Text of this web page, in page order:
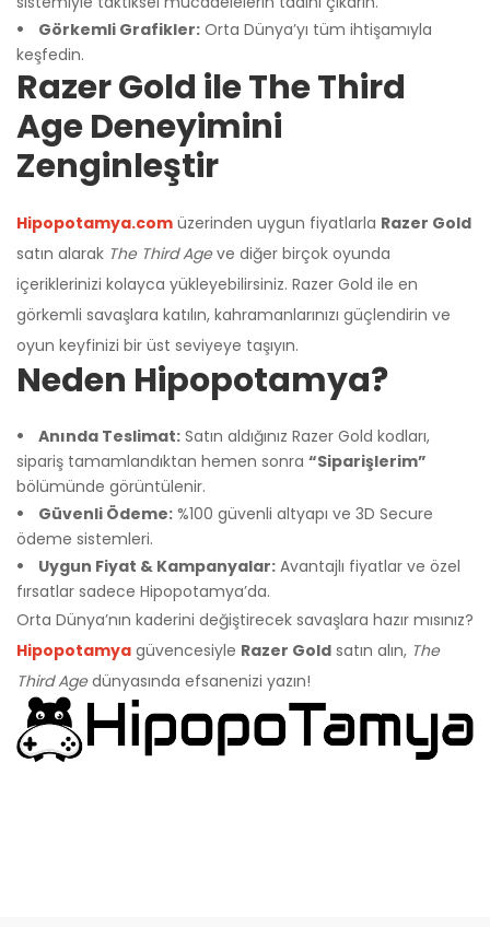
Görkemli Grafikler: Orta Dünya’yı tüm ihtişamıyla
keşfedin.
Razer Gold ile The Third
Age Deneyimini
Zenginleştir
Hipopotamya.com üzerinden uygun fiyatlarla Razer Gold
satın alarak The Third Ageve diğer birçok oyunda
içeriklerinizi kolayca yükleyebilirsiniz. Razer Gold ile en
görkemli savaşlara katılın, kahramanlarınızı güçlendirin ve
oyun keyfinizi bir üst seviyeye taşıyın.
Neden Hipopotamya?
Anında Teslimat: Satın aldığınız Razer Gold kodları,
sipariş tamamlandıktan hemen sonra “Siparişlerim”
bölümünde görüntülenir.
Güvenli Ödeme: %100 güvenli altyapı ve 3D Secure
ödeme sistemleri.
Uygun Fiyat & Kampanyalar: Avantajlı fiyatlar ve özel
fırsatlar sadece Hipopotamya’da.
Orta Dünya’nın kaderini değiştirecek savaşlara hazır mısınız?
Hipopotamya güvencesiyle Razer Gold satın alın, The
Third Agedünyasında efsanenizi yazın!